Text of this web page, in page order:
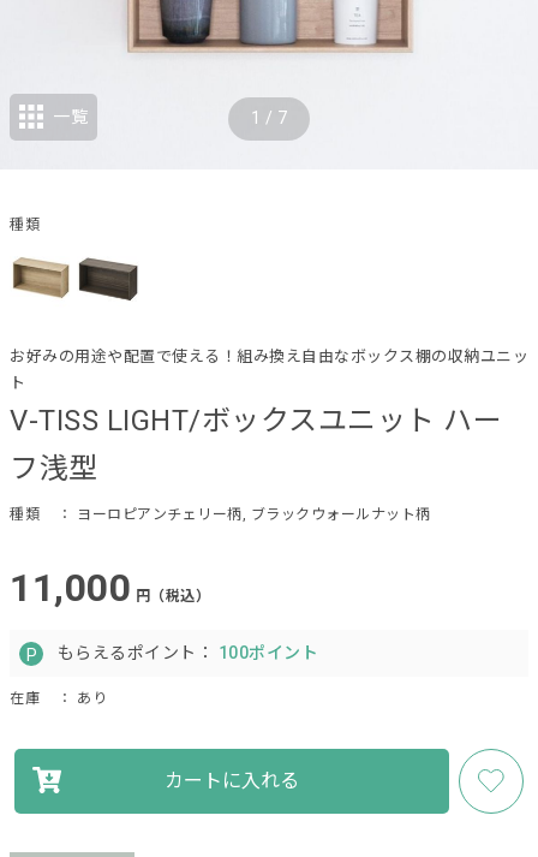
V-TISS LIGHT/ボックスユニット ハー
フ浅型
お好みの用途や配置で使える！組み換え自由なボックス棚の収納ユニッ
ト
種類 ： ヨーロピアンチェリー柄, ブラックウォールナット柄
11,000 円（税込）
もらえるポイント： 100ポイント
在庫 ： あり
カートに入れる
1 / 7
一覧
種類